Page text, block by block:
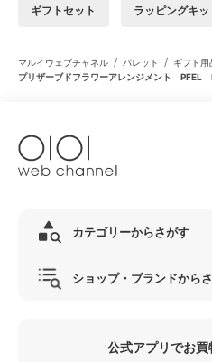
ギフトセット ラッピングキ
マルイウェブチャネル / パレット / ギフト用
プリザーブドフラワーアレンジメント
カテゴリーからさがす
ショップ・ブランドから
公式アプリでお買